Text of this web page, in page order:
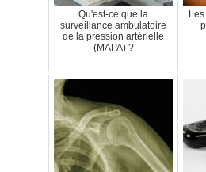
Qu'est-ce que la
surveillance ambulatoire
de la pression artérielle
(MAPA) ?